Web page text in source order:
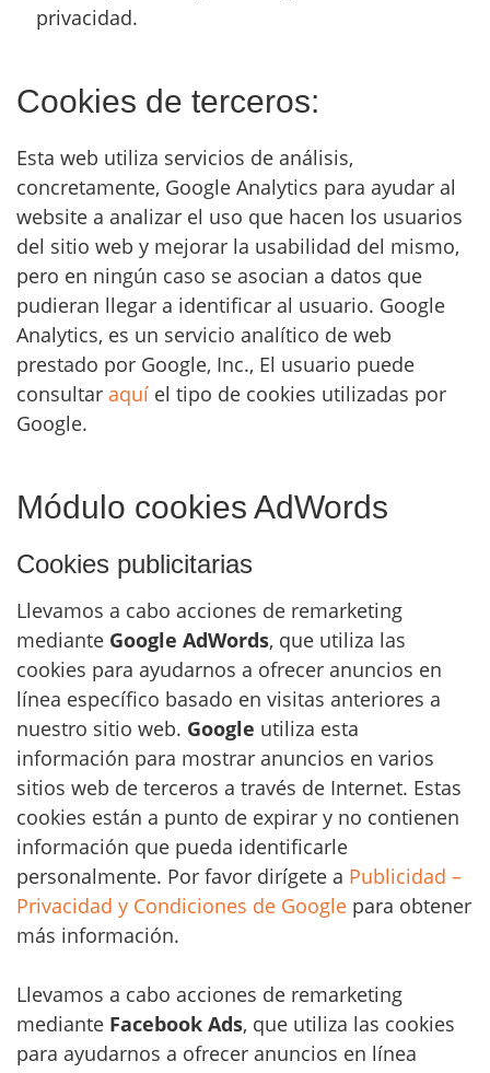
privacidad.
Cookies de terceros:
Esta web utiliza servicios de análisis,
concretamente, Google Analytics para ayudar al
website a analizar el uso que hacen los usuarios
del sitio web y mejorar la usabilidad del mismo,
pero en ningún caso se asocian a datos que
pudieran llegar a identificar al usuario. Google
Analytics, es un servicio analítico de web
prestado por Google, Inc., El usuario puede
consultar aquí el tipo de cookies utilizadas por
Google.
Módulo cookies AdWords
Cookies publicitarias
Llevamos a cabo acciones de remarketing
mediante Google AdWords, que utiliza las
cookies para ayudarnos a ofrecer anuncios en
línea específico basado en visitas anteriores a
nuestro sitio web. Google utiliza esta
información para mostrar anuncios en varios
sitios web de terceros a través de Internet. Estas
cookies están a punto de expirar y no contienen
información que pueda identificarle
personalmente. Por favor dirígete a Publicidad –
Privacidad y Condiciones de Google para obtener
más información.
Llevamos a cabo acciones de remarketing
mediante Facebook Ads, que utiliza las cookies
para ayudarnos a ofrecer anuncios en línea